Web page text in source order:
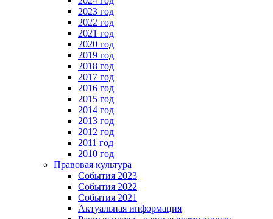
2023 год
2022 год
2021 год
2020 год
2019 год
2018 год
2017 год
2016 год
2015 год
2014 год
2013 год
2012 год
2011 год
2010 год
Правовая культура
События 2023
События 2022
События 2021
Актуальная информация